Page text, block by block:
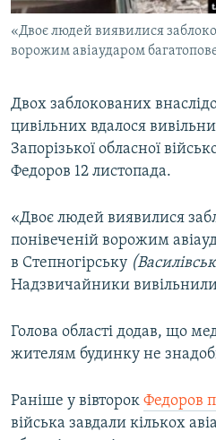
ПОДКАСТИ
КРИМ РЕАЛІЇ
УКР
КТАТ
«Двоє людей виявилися
ворожим авіаударом
Двох заблокованих
цивільних вдалося
Запорізької обласної
Федоров 12 листопада.
«Двоє людей виявилися
понівеченій ворожим
в Степногірську
Надзвичайники
Голова області додав, що
жителям будинку не
Раніше у вівторок Федоров
війська завдали кількох